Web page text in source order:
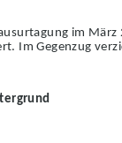
im
Im Gegenzug